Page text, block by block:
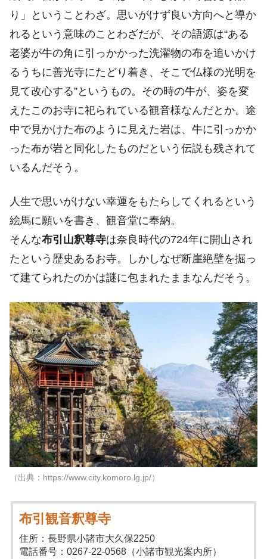
り」ということわざ。思いがけず良い方向へと導か
れるという意味のことわざだが、その語源は“ある
老婆が牛の角に引っかかった洗濯物の布を追いかけ
るうちに善光寺にたどり着き、そこで仏様の光明を
見て改心する”というもの。その時の牛が、姿を変
えたこのお寺に祀られている観音様なんだとか。途
中で見かけた布のように見えた岩は、牛に引っかか
った布が岩と同化したものだという伝説も残されて
いるんだそう。
人生で思いがけない幸運をもたらしてくれるという
絵馬に願いを書き、観音堂に奉納。
そんな布引山釈尊寺は奈良時代の724年に開山され
たという歴史あるお寺。しかしなぜ断崖絶壁を掘っ
て建てられたのかは謎に包まれたままなんだそう。
（出典：https://www.city.komoro.lg.jp/）
布引観音釈尊寺
住所：長野県小諸市大久保2250
電話番号：0267-22-0568（小諸市観光案内所）